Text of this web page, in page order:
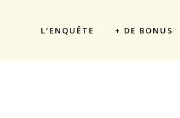
L’ENQUÊTE + DE BONUS